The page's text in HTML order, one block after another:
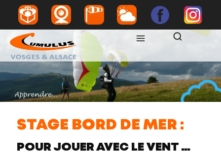
STAGE BORD DE MER :
POUR JOUER AVEC LE VENT …